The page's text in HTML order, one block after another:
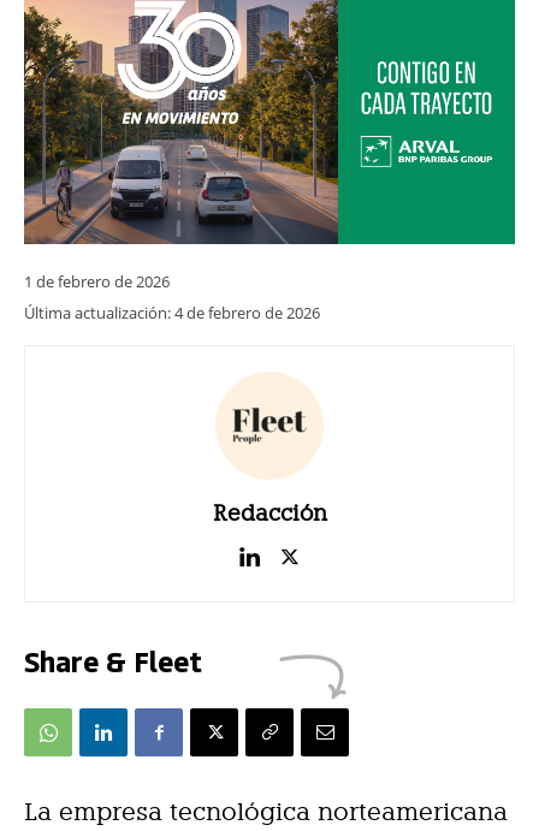
1 de febrero de 2026
Última actualización:4 de febrero de 2026
Redacción
Share & Fleet
La empresa tecnológica norteamericana